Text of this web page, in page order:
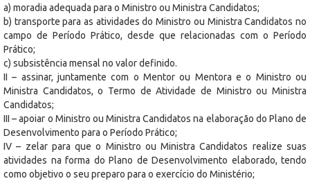
a) moradia adequada para o Ministro ou Ministra Candidatos;
b) transporte para as atividades do Ministro ou Ministra Candidatos no
campo de Período Prático, desde que relacionadas com o Período
Prático;
c) subsistência mensal no valor definido.
II – assinar, juntamente com o Mentor ou Mentora e o Ministro ou
Ministra Candidatos, o Termo de Atividade de Ministro ou Ministra
Candidatos;
III – apoiar o Ministro ou Ministra Candidatos na elaboração do Plano de
Desenvolvimento para o Período Prático;
IV – zelar para que o Ministro ou Ministra Candidatos realize suas
atividades na forma do Plano de Desenvolvimento elaborado, tendo
como objetivo o seu preparo para o exercício do Ministério;